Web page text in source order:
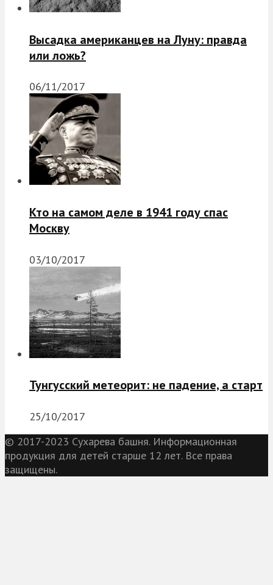
Высадка американцев на Луну: правда
или ложь?
06/11/2017
Кто на самом деле в 1941 году спас
Москву
03/10/2017
Тунгусский метеорит: не падение, а старт
25/10/2017
© 2017-2023 Сухарева башня. Информационная
продукция для детей старше 12 лет. Все права
защищены.